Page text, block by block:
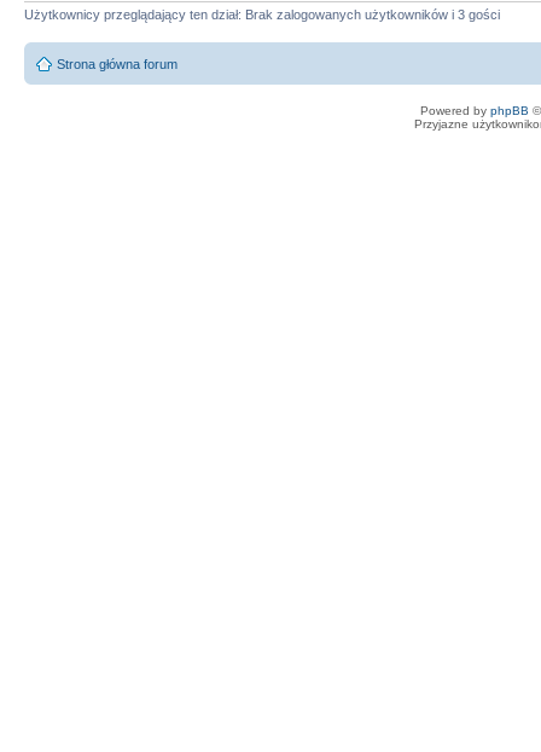
Użytkownicy przeglądający ten dział: Brak zalogowanych użytkowników i 3 gości
Strona główna forum
Powered by phpBB
Przyjazne